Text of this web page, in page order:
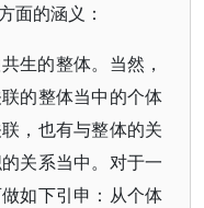
面的涵义：
生的整体。当然，
的整体当中的个体
，也有与整体的关
关系当中。对于一
如下引申：从个体